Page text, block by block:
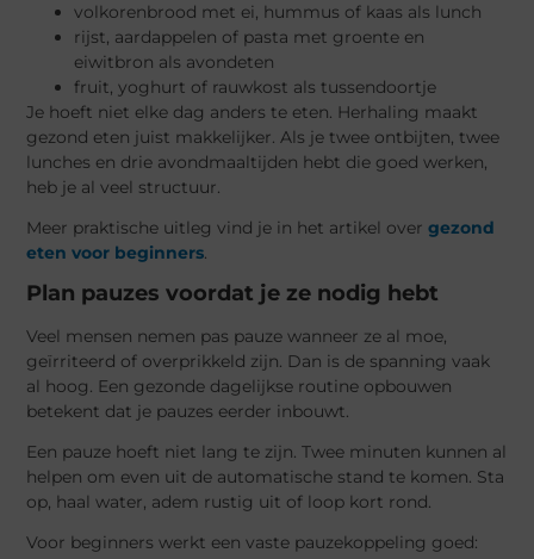
volkorenbrood met ei, hummus of kaas als lunch
rijst, aardappelen of pasta met groente en
eiwitbron als avondeten
fruit, yoghurt of rauwkost als tussendoortje
Je hoeft niet elke dag anders te eten. Herhaling maakt
gezond eten juist makkelijker. Als je twee ontbijten, twee
lunches en drie avondmaaltijden hebt die goed werken,
heb je al veel structuur.
Meer praktische uitleg vind je in het artikel overgezond
eten voor beginners.
Plan pauzes voordat je ze nodig hebt
Veel mensen nemen pas pauze wanneer ze al moe,
geïrriteerd of overprikkeld zijn. Dan is de spanning vaak
al hoog. Een gezonde dagelijkse routine opbouwen
betekent dat je pauzes eerder inbouwt.
Een pauze hoeft niet lang te zijn. Twee minuten kunnen al
helpen om even uit de automatische stand te komen. Sta
op, haal water, adem rustig uit of loop kort rond.
Voor beginners werkt een vaste pauzekoppeling goed: